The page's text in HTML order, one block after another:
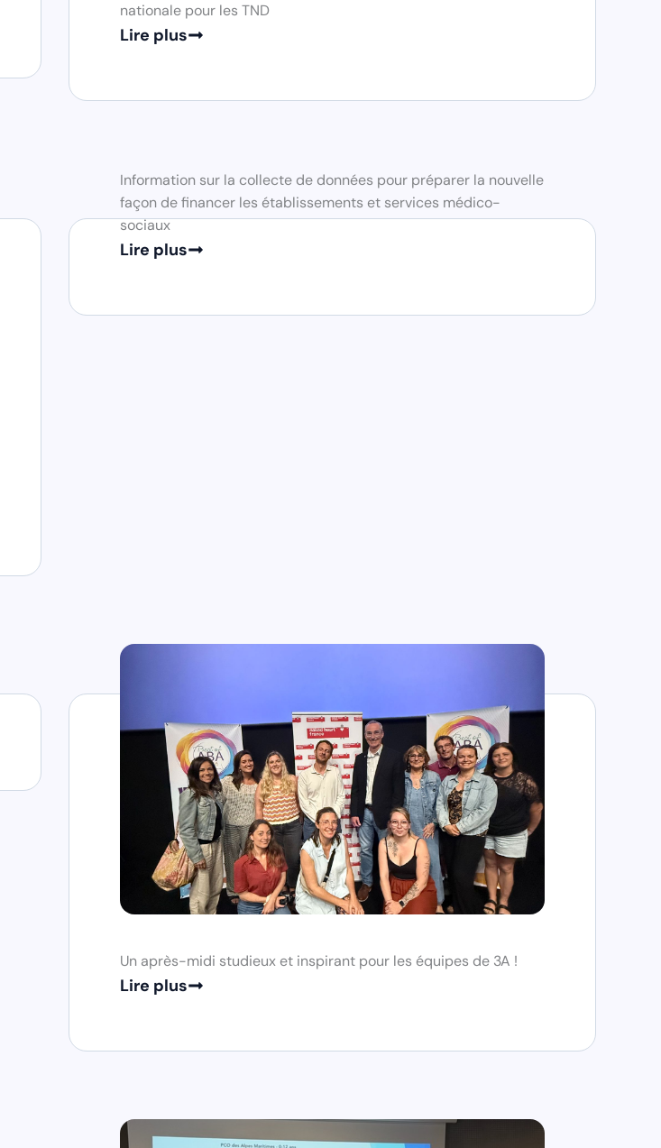
nationale pour les TND
Lire plus
Information sur la collecte de données pour préparer la nouvelle
façon de financer les établissements et services médico-
sociaux
Lire plus
Un après-midi studieux et inspirant pour les équipes de 3A !
Lire plus